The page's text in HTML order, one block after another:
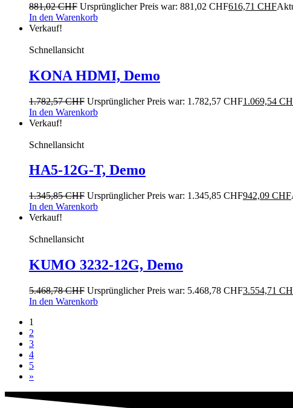
881,02CHF Ursprünglicher Preis war: 881,02 CHF616,71 CHF
In den Warenkorb
Verkauf!
Schnellansicht
KONA HDMI, Demo
1.782,57CHF Ursprünglicher Preis war: 1.782,57 CHF1.069,54
In den Warenkorb
Verkauf!
Schnellansicht
HA5-12G-T, Demo
1.345,85CHF Ursprünglicher Preis war: 1.345,85 CHF942,09 CHF
In den Warenkorb
Verkauf!
Schnellansicht
KUMO 3232-12G, Demo
5.468,78CHF Ursprünglicher Preis war: 5.468,78 CHF3.554,71
In den Warenkorb
1
2
3
4
5
»